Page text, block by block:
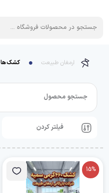
ارمغان طبیعت کشک ها
جستجو محصول
فیلتر کردن
15%